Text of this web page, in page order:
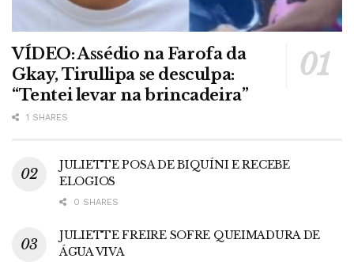
VÍDEO: Assédio na Farofa da
Gkay, Tirullipa se desculpa:
“Tentei levar na brincadeira”
1 SHARES
JULIETTE POSA DE BIQUÍNI E RECEBE
ELOGIOS
0 SHARES
JULIETTE FREIRE SOFRE QUEIMADURA DE
ÁGUA VIVA